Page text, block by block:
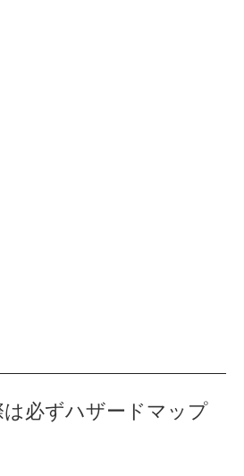
必ずハザードマップ